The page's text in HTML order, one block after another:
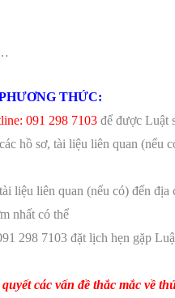
THỨC:
091 298 7103để được Luật
hồ sơ, tài liệu liên quan (nếu
liệu liên quan (nếu có) đến
nhất có thể
298 7103 đặt lịch hẹn gặp
các vấn đề thắc mắc về